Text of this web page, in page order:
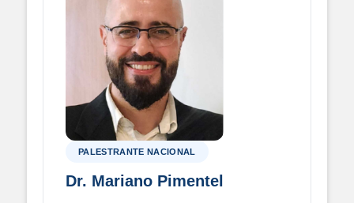
PALESTRANTE NACIONAL
Dr. Mariano Pimentel